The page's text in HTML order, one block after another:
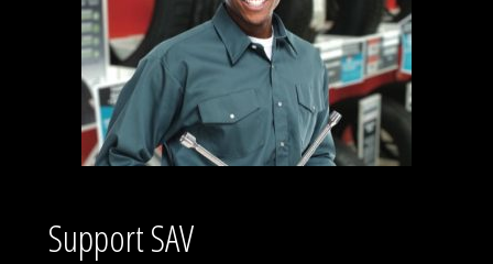
Support SAV